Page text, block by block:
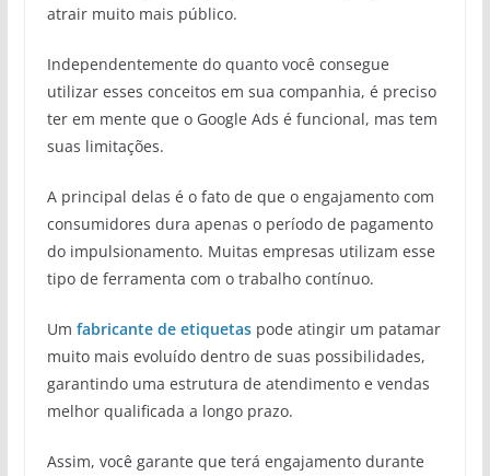
atrair muito mais público.
Independentemente do quanto você consegue
utilizar esses conceitos em sua companhia, é preciso
ter em mente que o Google Ads é funcional, mas tem
suas limitações.
A principal delas é o fato de que o engajamento com
consumidores dura apenas o período de pagamento
do impulsionamento. Muitas empresas utilizam esse
tipo de ferramenta com o trabalho contínuo.
Um fabricante de etiquetaspode atingir um patamar
muito mais evoluído dentro de suas possibilidades,
garantindo uma estrutura de atendimento e vendas
melhor qualificada a longo prazo.
Assim, você garante que terá engajamento durante